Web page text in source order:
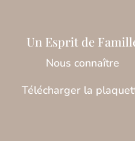
Un Esprit de
Nous connaître
Télécharger la